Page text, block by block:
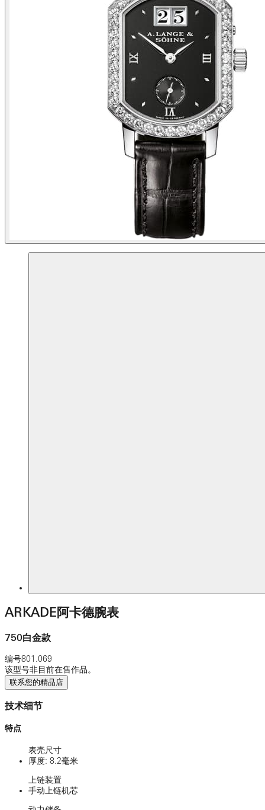
ARKADE阿卡德腕表
750白金款
编号801.069
该型号非目前在售作品。
联系您的精品店
技术细节
特点
表壳尺寸
厚度: 8.2毫米
上链装置
手动上链机芯